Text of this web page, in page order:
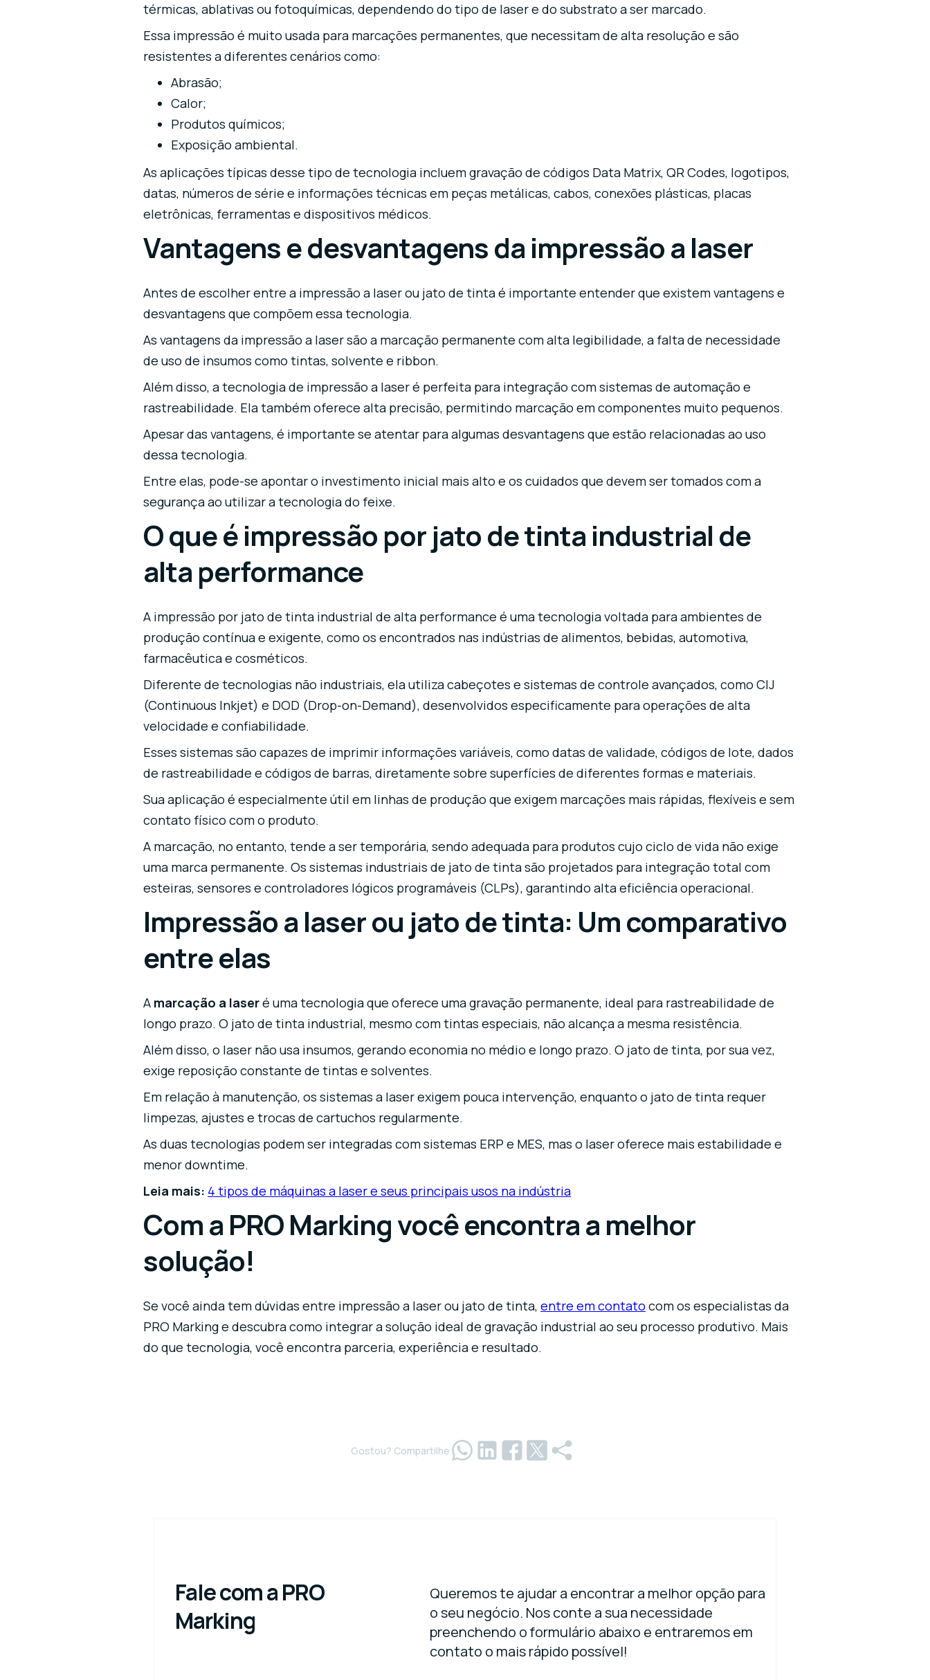
térmicas, ablativas ou fotoquímicas, dependendo do tipo de laser e do substrato a ser marcado.
Essa impressão é muito usada para marcações permanentes, que necessitam de alta resolução e são
resistentes a diferentes cenários como:
Abrasão;
Calor;
Produtos químicos;
Exposição ambiental.
As aplicações típicas desse tipo de tecnologia incluem gravação de códigos Data Matrix, QR Codes, logotipos,
datas, números de série e informações técnicas em peças metálicas, cabos, conexões plásticas, placas
eletrônicas, ferramentas e dispositivos médicos.
Vantagens e desvantagens da impressão a laser
Antes de escolher entre a impressão a laser ou jato de tinta é importante entender que existem vantagens e
desvantagens que compõem essa tecnologia.
As vantagens da impressão a laser são a marcação permanente com alta legibilidade, a falta de necessidade
de uso de insumos como tintas, solvente e ribbon.
Além disso, a tecnologia de impressão a laser é perfeita para integração com sistemas de automação e
rastreabilidade. Ela também oferece alta precisão, permitindo marcação em componentes muito pequenos.
Apesar das vantagens, é importante se atentar para algumas desvantagens que estão relacionadas ao uso
dessa tecnologia.
Entre elas, pode-se apontar o investimento inicial mais alto e os cuidados que devem ser tomados com a
segurança ao utilizar a tecnologia do feixe.
O que é impressão por jato de tinta industrial de
alta performance
A impressão por jato de tinta industrial de alta performance é uma tecnologia voltada para ambientes de
produção contínua e exigente, como os encontrados nas indústrias de alimentos, bebidas, automotiva,
farmacêutica e cosméticos.
Diferente de tecnologias não industriais, ela utiliza cabeçotes e sistemas de controle avançados, como CIJ
(Continuous Inkjet) e DOD (Drop-on-Demand), desenvolvidos especificamente para operações de alta
velocidade e confiabilidade.
Esses sistemas são capazes de imprimir informações variáveis, como datas de validade, códigos de lote, dados
de rastreabilidade e códigos de barras, diretamente sobre superfícies de diferentes formas e materiais.
Sua aplicação é especialmente útil em linhas de produção que exigem marcações mais rápidas, flexíveis e sem
contato físico com o produto.
A marcação, no entanto, tende a ser temporária, sendo adequada para produtos cujo ciclo de vida não exige
uma marca permanente. Os sistemas industriais de jato de tinta são projetados para integração total com
esteiras, sensores e controladores lógicos programáveis (CLPs), garantindo alta eficiência operacional.
Impressão a laser ou jato de tinta: Um comparativo
entre elas
A marcação a laseré uma tecnologia que oferece uma gravação permanente, ideal para rastreabilidade de
longo prazo. O jato de tinta industrial, mesmo com tintas especiais, não alcança a mesma resistência.
Além disso, o laser não usa insumos, gerando economia no médio e longo prazo. O jato de tinta, por sua vez,
exige reposição constante de tintas e solventes.
Em relação à manutenção, os sistemas a laser exigem pouca intervenção, enquanto o jato de tinta requer
limpezas, ajustes e trocas de cartuchos regularmente.
As duas tecnologias podem ser integradas com sistemas ERP e MES, mas o laser oferece mais estabilidade e
menor downtime.
Leia mais: 4 tipos de máquinas a laser e seus principais usos na indústria
Com a PRO Marking você encontra a melhor
solução!
Se você ainda tem dúvidas entre impressão a laser ou jato de tinta, entre em contato com os especialistas da
PRO Marking e descubra como integrar a solução ideal de gravação industrial ao seu processo produtivo. Mais
do que tecnologia, você encontra parceria, experiência e resultado.
Gostou? Compartilhe
Fale com a PRO
Marking
Queremos te ajudar a encontrar a melhor opção para
o seu negócio. Nos conte a sua necessidade
preenchendo o formulário abaixo e entraremos em
contato o mais rápido possível!